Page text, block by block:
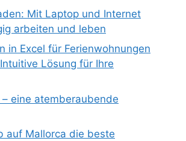
Mit Laptop und Internet
arbeiten und leben
in Excel für Ferienwohnungen
Lösung für Ihre
eine atemberaubende
auf Mallorca die beste